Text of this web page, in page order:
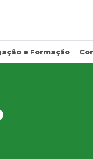
e Formação